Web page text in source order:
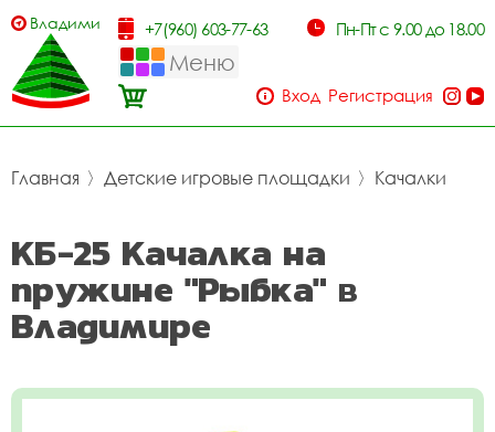
Владимир +7(960) 603-77-63 Пн-Пт с 9.00 до 18.00
Меню
Вход Регистрация
Главная 〉 Детские игровые площадки 〉 Качалки
КБ-25 Качалка на
пружине "Рыбка" в
Владимире